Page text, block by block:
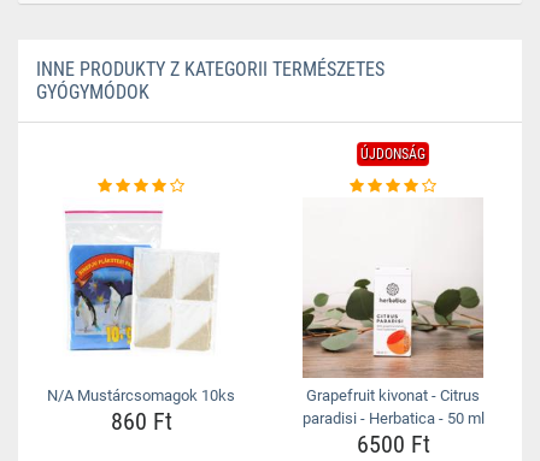
INNE PRODUKTY Z KATEGORII TERMÉSZETES
GYÓGYMÓDOK
N/A Mustárcsomagok 10ks
860 Ft
ÚJDONSÁG
Grapefruit kivonat - Citrus
paradisi - Herbatica - 50 ml
6500 Ft